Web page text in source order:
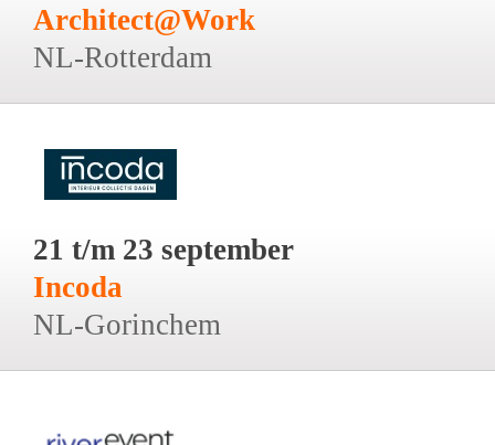
Architect@Work
NL-Rotterdam
21 t/m 23 september
Incoda
NL-Gorinchem